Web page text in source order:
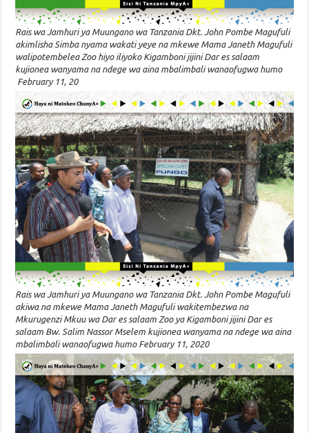
Rais wa Jamhuri ya Muungano wa Tanzania Dkt. John Pombe Magufuli
akimlisha Simba nyama wakati yeye na mkewe Mama Janeth Magufuli
walipotembelea Zoo hiyo iliyoko Kigamboni jijini Dar es salaam
kujionea wanyama na ndege wa aina mbalimbali wanaofugwa humo
February 11, 20
Rais wa Jamhuri ya Muungano wa Tanzania Dkt. John Pombe Magufuli
akiwa na mkewe Mama Janeth Magufuli wakitembezwa na
Mkurugenzi Mkuu wa Dar es salaam Zoo ya Kigamboni jijini Dar es
salaam Bw. Salim Nassor Mselem kujionea wanyama na ndege wa aina
mbalimbali wanaofugwa humo February 11, 2020